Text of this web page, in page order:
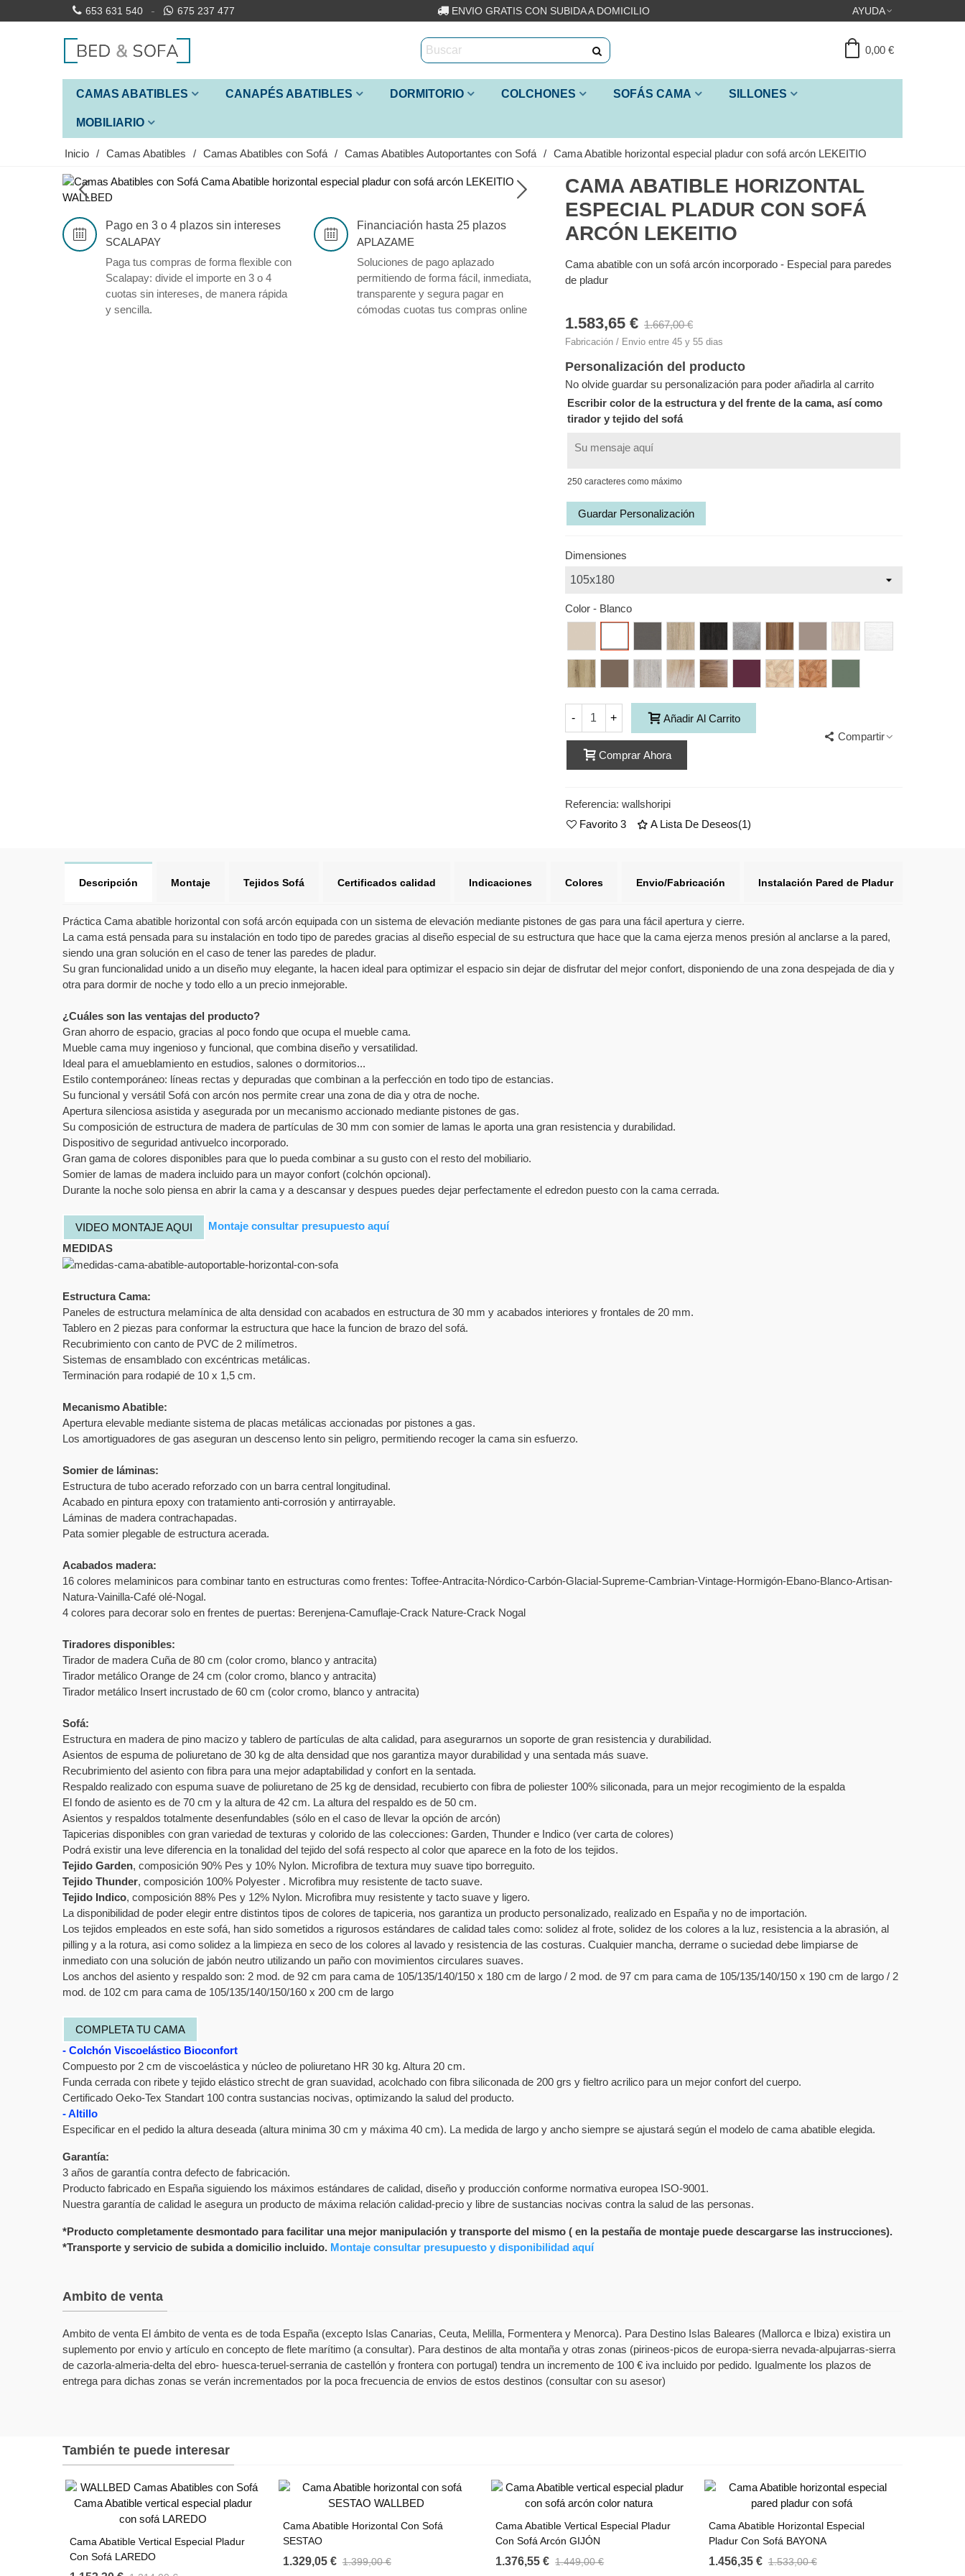
653 631 540 675 237 477 ENVIO GRATIS CON SUBIDA A DOMICILIO AYUDA
0,00 €
CAMAS ABATIBLES CANAPÉS ABATIBLES DORMITORIO COLCHONES SOFÁS CAMA SILLONES
MOBILIARIO
Inicio / Camas Abatibles / Camas Abatibles con Sofá / Camas Abatibles Autoportantes con Sofá / Cama Abatible horizontal especial pladur con sofá arcón LEKEITIO
Pago en 3 o 4 plazos sin intereses
SCALAPAY
Paga tus compras de forma flexible con
Scalapay: divide el importe en 3 o 4
cuotas sin intereses, de manera rápida
y sencilla.
Financiación hasta 25 plazos
APLAZAME
Soluciones de pago aplazado
permitiendo de forma fácil, inmediata,
transparente y segura pagar en
cómodas cuotas tus compras online
CAMA ABATIBLE HORIZONTAL
ESPECIAL PLADUR CON SOFÁ
ARCÓN LEKEITIO
Cama abatible con un sofá arcón incorporado - Especial para paredes
de pladur
1.583,65 € 1.667,00 €
Fabricación / Envio entre 45 y 55 dias
Personalización del producto
No olvide guardar su personalización para poder añadirla al carrito
Escribir color de la estructura y del frente de la cama, así como
tirador y tejido del sofá
250 caracteres como máximo
Guardar Personalización
Dimensiones
Color- Blanco
AntracitaCambrian Hormigón
Nordico Vintage Natura Nogal BerenjenaCrack
Nature
Crack
Nogal
- + Añadir Al Carrito
Comprar Ahora
Compartir
Referencia: wallshoripi
Favorito 3 A Lista De Deseos(1)
Descripción Montaje Tejidos Sofá Certificados calidad Indicaciones Colores Envio/Fabricación Instalación Pared de Pladur
Práctica Cama abatible horizontal con sofá arcón equipada con un sistema de elevación mediante pistones de gas para una fácil apertura y cierre.
La cama está pensada para su instalación en todo tipo de paredes gracias al diseño especial de su estructura que hace que la cama ejerza menos presión al anclarse a la pared,
siendo una gran solución en el caso de tener las paredes de pladur.
Su gran funcionalidad unido a un diseño muy elegante, la hacen ideal para optimizar el espacio sin dejar de disfrutar del mejor confort, disponiendo de una zona despejada de dia y
otra para dormir de noche y todo ello a un precio inmejorable.
¿Cuáles son las ventajas del producto?
Gran ahorro de espacio, gracias al poco fondo que ocupa el mueble cama.
Mueble cama muy ingenioso y funcional, que combina diseño y versatilidad.
Ideal para el amueblamiento en estudios, salones o dormitorios...
Estilo contemporáneo: líneas rectas y depuradas que combinan a la perfección en todo tipo de estancias.
Su funcional y versátil Sofá con arcón nos permite crear una zona de dia y otra de noche.
Apertura silenciosa asistida y asegurada por un mecanismo accionado mediante pistones de gas.
Su composición de estructura de madera de partículas de 30 mm con somier de lamas le aporta una gran resistencia y durabilidad.
Dispositivo de seguridad antivuelco incorporado.
Gran gama de colores disponibles para que lo pueda combinar a su gusto con el resto del mobiliario.
Somier de lamas de madera incluido para un mayor confort (colchón opcional).
Durante la noche solo piensa en abrir la cama y a descansar y despues puedes dejar perfectamente el edredon puesto con la cama cerrada.
VIDEO MONTAJE AQUI
Montaje consultar presupuesto aquí
MEDIDAS
Estructura Cama:
Paneles de estructura melamínica de alta densidad con acabados en estructura de 30 mm y acabados interiores y frontales de 20 mm.
Tablero en 2 piezas para conformar la estructura que hace la funcion de brazo del sofá.
Recubrimiento con canto de PVC de 2 milímetros.
Sistemas de ensamblado con excéntricas metálicas.
Terminación para rodapié de 10 x 1,5 cm.
Mecanismo Abatible:
Apertura elevable mediante sistema de placas metálicas accionadas por pistones a gas.
Los amortiguadores de gas aseguran un descenso lento sin peligro, permitiendo recoger la cama sin esfuerzo.
Somier de láminas:
Estructura de tubo acerado reforzado con un barra central longitudinal.
Acabado en pintura epoxy con tratamiento anti-corrosión y antirrayable.
Láminas de madera contrachapadas.
Pata somier plegable de estructura acerada.
Acabados madera:
16 colores melaminicos para combinar tanto en estructuras como frentes: Toffee-Antracita-Nórdico-Carbón-Glacial-Supreme-Cambrian-Vintage-Hormigón-Ebano-Blanco-Artisan-
Natura-Vainilla-Café olé-Nogal.
4 colores para decorar solo en frentes de puertas: Berenjena-Camuflaje-Crack Nature-Crack Nogal
Tiradores disponibles:
Tirador de madera Cuña de 80 cm (color cromo, blanco y antracita)
Tirador metálico Orange de 24 cm (color cromo, blanco y antracita)
Tirador metálico Insert incrustado de 60 cm (color cromo, blanco y antracita)
Sofá:
Estructura en madera de pino macizo y tablero de partículas de alta calidad, para asegurarnos un soporte de gran resistencia y durabilidad.
Asientos de espuma de poliuretano de 30 kg de alta densidad que nos garantiza mayor durabilidad y una sentada más suave.
Recubrimiento del asiento con fibra para una mejor adaptabilidad y confort en la sentada.
Respaldo realizado con espuma suave de poliuretano de 25 kg de densidad, recubierto con fibra de poliester 100% siliconada, para un mejor recogimiento de la espalda
El fondo de asiento es de 70 cm y la altura de 42 cm. La altura del respaldo es de 50 cm.
Asientos y respaldos totalmente desenfundables (sólo en el caso de llevar la opción de arcón)
Tapicerias disponibles con gran variedad de texturas y colorido de las colecciones: Garden, Thunder e Indico (ver carta de colores)
Podrá existir una leve diferencia en la tonalidad del tejido del sofá respecto al color que aparece en la foto de los tejidos.
Tejido Garden, composición 90% Pes y 10% Nylon. Microfibra de textura muy suave tipo borreguito.
Tejido Thunder, composición 100% Polyester . Microfibra muy resistente de tacto suave.
Tejido Indico, composición 88% Pes y 12% Nylon. Microfibra muy resistente y tacto suave y ligero.
La disponibilidad de poder elegir entre distintos tipos de colores de tapiceria, nos garantiza un producto personalizado, realizado en España y no de importación.
Los tejidos empleados en este sofá, han sido sometidos a rigurosos estándares de calidad tales como: solidez al frote, solidez de los colores a la luz, resistencia a la abrasión, al
pilling y a la rotura, asi como solidez a la limpieza en seco de los colores al lavado y resistencia de las costuras. Cualquier mancha, derrame o suciedad debe limpiarse de
inmediato con una solución de jabón neutro utilizando un paño con movimientos circulares suaves.
Los anchos del asiento y respaldo son: 2 mod. de 92 cm para cama de 105/135/140/150 x 180 cm de largo / 2 mod. de 97 cm para cama de 105/135/140/150 x 190 cm de largo / 2
mod. de 102 cm para cama de 105/135/140/150/160 x 200 cm de largo
COMPLETA TU CAMA
- Colchón Viscoelástico Bioconfort
Compuesto por 2 cm de viscoelástica y núcleo de poliuretano HR 30 kg. Altura 20 cm.
Funda cerrada con ribete y tejido elástico strecht de gran suavidad, acolchado con fibra siliconada de 200 grs y fieltro acrilico para un mejor confort del cuerpo.
Certificado Oeko-Tex Standart 100 contra sustancias nocivas, optimizando la salud del producto.
- Altillo
Especificar en el pedido la altura deseada (altura minima 30 cm y máxima 40 cm). La medida de largo y ancho siempre se ajustará según el modelo de cama abatible elegida.
Garantía:
3 años de garantía contra defecto de fabricación.
Producto fabricado en España siguiendo los máximos estándares de calidad, diseño y producción conforme normativa europea ISO-9001.
Nuestra garantía de calidad le asegura un producto de máxima relación calidad-precio y libre de sustancias nocivas contra la salud de las personas.
*Producto completamente desmontado para facilitar una mejor manipulación y transporte del mismo ( en la pestaña de montaje puede descargarse las instrucciones).
*Transporte y servicio de subida a domicilio incluido. Montaje consultar presupuesto y disponibilidad aquí
Ambito de venta
Ambito de venta El ámbito de venta es de toda España (excepto Islas Canarias, Ceuta, Melilla, Formentera y Menorca). Para Destino Islas Baleares (Mallorca e Ibiza) existira un
suplemento por envio y artículo en concepto de flete marítimo (a consultar). Para destinos de alta montaña y otras zonas (pirineos-picos de europa-sierra nevada-alpujarras-sierra
de cazorla-almeria-delta del ebro- huesca-teruel-serrania de castellón y frontera con portugal) tendra un incremento de 100 € iva incluido por pedido. Igualmente los plazos de
entrega para dichas zonas se verán incrementados por la poca frecuencia de envios de estos destinos (consultar con su asesor)
También te puede interesar
Cama Abatible Vertical Especial Pladur
Con Sofá LAREDO
Cama Abatible Horizontal Con Sofá
SESTAO
1.329,05 € 1.399,00 €
Cama Abatible Vertical Especial Pladur
Con Sofá Arcón GIJÓN
1.376,55 € 1.449,00 €
Cama Abatible Horizontal Especial
Pladur Con Sofá BAYONA
1.456,35 € 1.533,00 €